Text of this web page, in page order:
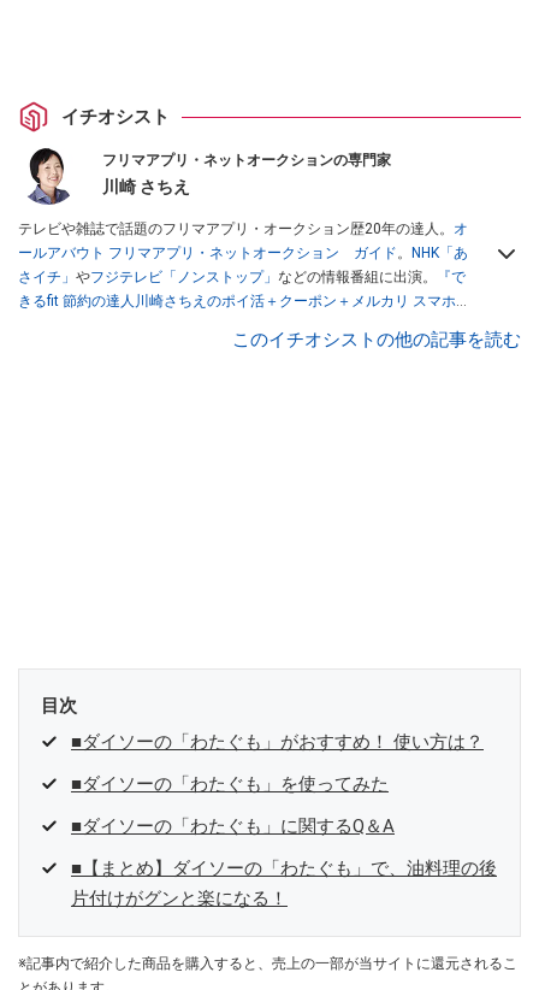
イチオシスト
フリマアプリ・ネットオークションの専門家
川崎 さちえ
テレビや雑誌で話題のフリマアプリ・オークション歴20年の達人。 オ
ールアバウト フリマアプリ・ネットオークション ガイド。
NHK「あ
さイチ」 やフジテレビ「ノンストップ」 などの情報番組に出演。
『で
きるfit 節約の達人川崎さちえのポイ活＋クーポン＋メルカリ スマホで
スマホ1つでスキマ時間に効率的に稼ぐ！』（翔泳社刊） ほか著書多
このイチオシストの他の記事を読む
目次
■ダイソーの「わたぐも」がおすすめ！ 使い方は？
■ダイソーの「わたぐも」を使ってみた
■ダイソーの「わたぐも」に関するQ＆A
■【まとめ】ダイソーの「わたぐも」で、油料理の後
片付けがグンと楽になる！
※記事内で紹介した商品を購入すると、売上の一部が当サイトに還元されるこ